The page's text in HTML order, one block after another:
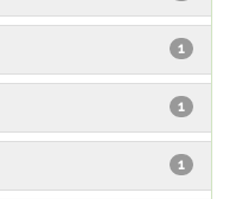
1
1
1